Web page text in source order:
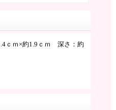
ｍ×約1.9ｃｍ 深さ：約